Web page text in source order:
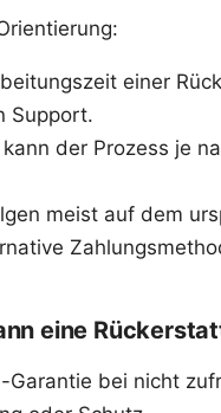
einer
Support.
der Prozess je
meist auf dem
eine
Garantie bei nicht